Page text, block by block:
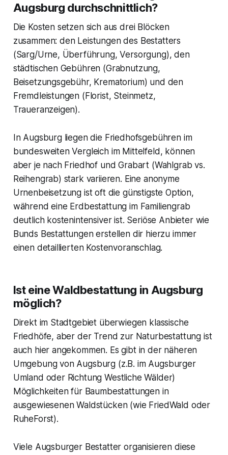
Augsburg durchschnittlich?
Die Kosten setzen sich aus drei Blöcken
zusammen: den Leistungen des Bestatters
(Sarg/Urne, Überführung, Versorgung), den
städtischen Gebühren (Grabnutzung,
Beisetzungsgebühr, Krematorium) und den
Fremdleistungen (Florist, Steinmetz,
Traueranzeigen).
In Augsburg liegen die Friedhofsgebühren im
bundesweiten Vergleich im Mittelfeld, können
aber je nach Friedhof und Grabart (Wahlgrab vs.
Reihengrab) stark variieren. Eine anonyme
Urnenbeisetzung ist oft die günstigste Option,
während eine Erdbestattung im Familiengrab
deutlich kostenintensiver ist. Seriöse Anbieter wie
Bunds Bestattungenerstellen dir hierzu immer
einen detaillierten Kostenvoranschlag.
Ist eine Waldbestattung in Augsburg
möglich?
Direkt im Stadtgebiet überwiegen klassische
Friedhöfe, aber der Trend zur Naturbestattung ist
auch hier angekommen. Es gibt in der näheren
Umgebung von Augsburg (z.B. im Augsburger
Umland oder Richtung Westliche Wälder)
Möglichkeiten für Baumbestattungen in
ausgewiesenen Waldstücken (wie FriedWald oder
RuheForst).
Viele Augsburger Bestatter organisieren diese